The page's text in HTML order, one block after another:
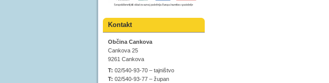
Kontakt
Občina Cankova
Cankova 25
9261 Cankova
T: 02/540-93-70 – tajništvo
T: 02/540-93-77 – župan